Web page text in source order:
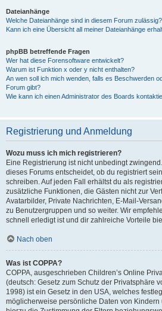
Dateianhänge
Welche Dateianhänge sind in diesem Forum zulässig?
Kann ich eine Übersicht all meiner Dateianhänge
phpBB betreffende Fragen
Wer hat diese Forensoftware entwickelt?
Warum ist Funktion x oder y nicht enthalten?
An wen soll ich mich wenden, falls es Beschwerden
Forum gibt?
Wie kann ich einen Administrator des Boards
Registrierung und Anmeldung
Wozu muss ich mich registrieren?
Eine Registrierung ist nicht unbedingt
dieses Forums entscheidet, ob du registriert
schreiben. Auf jeden Fall erhältst du als
zusätzliche Funktionen, die Gästen nicht zur
Avatarbilder, Private Nachrichten, E-Mail-
zu Benutzergruppen und so weiter. Wir
schnell erledigt ist und dir zahlreiche Vorteile
Nach oben
Was ist COPPA?
COPPA, ausgeschrieben Children’s Online
(deutsch: Gesetz zum Schutz der Privatsphäre
1998) ist ein Gesetz in den USA, welches
möglicherweise persönliche Daten von